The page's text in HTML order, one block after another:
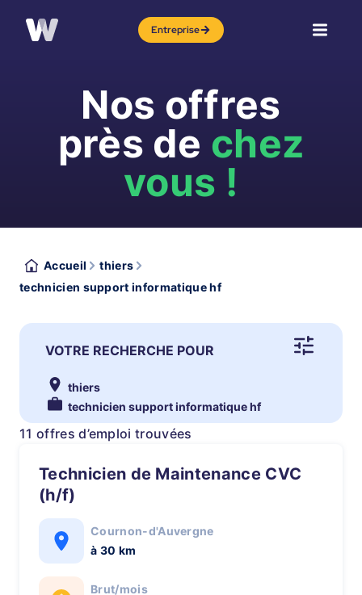
Entreprise
Nos offres
près de chez
vous !
Accueil
thiers
technicien support informatique hf
VOTRE RECHERCHE POUR
thiers
technicien support informatique hf
11 offres d’emploi trouvées
Technicien de Maintenance CVC
(h/f)
Cournon-d'Auvergne
à 30 km
Brut/mois